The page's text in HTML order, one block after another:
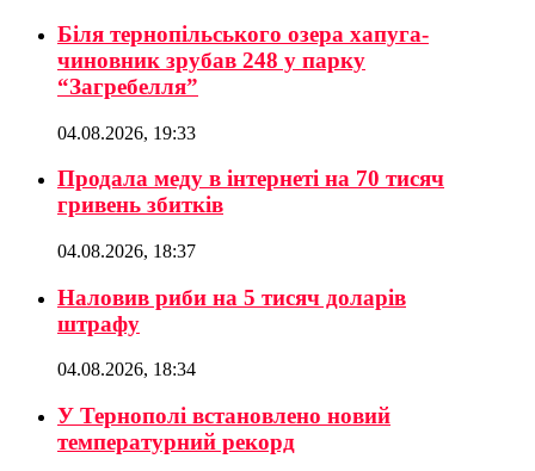
Біля тернопільського озера хапуга-
чиновник зрубав 248 у парку
“Загребелля”
04.08.2026, 19:33
Продала меду в інтернеті на 70 тисяч
гривень збитків
04.08.2026, 18:37
Наловив риби на 5 тисяч доларів
штрафу
04.08.2026, 18:34
У Тернополі встановлено новий
температурний рекорд